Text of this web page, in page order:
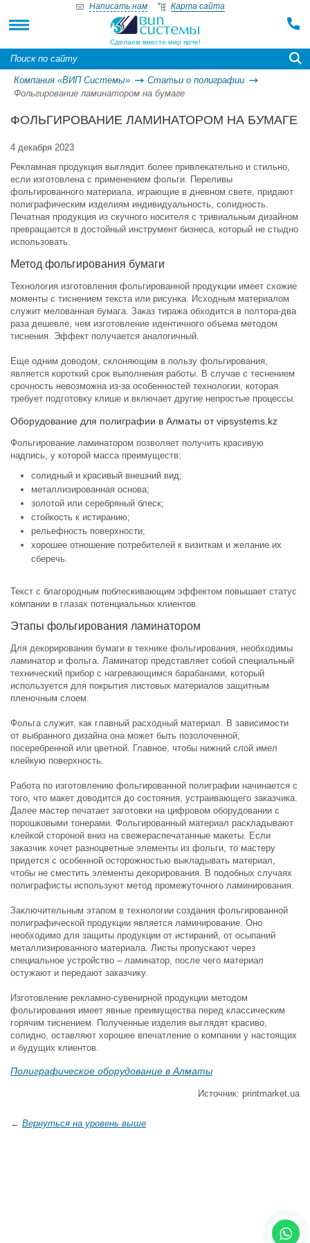
Сделаем вместе мир ярче!
Написать нам Карта сайта
Компания «ВИП Системы»
Статьи о полиграфии
Фольгирование ламинатором на бумаге
ФОЛЬГИРОВАНИЕ ЛАМИНАТОРОМ НА БУМАГЕ
4 декабря 2023
Рекламная продукция выглядит более привлекательно и стильно,
если изготовлена с применением фольги. Переливы
фольгированного материала, играющие в дневном свете, придают
полиграфическим изделиям индивидуальность, солидность.
Печатная продукция из скучного носителя с тривиальным дизайном
превращается в достойный инструмент бизнеса, который не стыдно
использовать.
Метод фольгирования бумаги
Технология изготовления фольгированной продукции имеет схожие
моменты с тиснением текста или рисунка. Исходным материалом
служит мелованная бумага. Заказ тиража обходится в полтора-два
раза дешевле, чем изготовление идентичного объема методом
тиснения. Эффект получается аналогичный.
Еще одним доводом, склоняющим в пользу фольгирования,
является короткий срок выполнения работы. В случае с теснением
срочность невозможна из-за особенностей технологии, которая
требует подготовку клише и включает другие непростые процессы.
Оборудование для полиграфии в Алматы от vipsystems.kz
Фольгирование ламинатором позволяет получить красивую
надпись, у которой масса преимуществ:
солидный и красивый внешний вид;
металлизированная основа;
золотой или серебряный блеск;
стойкость к истиранию;
рельефность поверхности;
хорошее отношение потребителей к визиткам и желание их
сберечь.
Текст с благородным поблескивающим эффектом повышает статус
компании в глазах потенциальных клиентов.
Этапы фольгирования ламинатором
Для декорирования бумаги в технике фольгирования, необходимы
ламинатор и фольга. Ламинатор представляет собой специальный
технический прибор с нагревающимся барабанами, который
используется для покрытия листовых материалов защитным
пленочным слоем.
Фольга служит, как главный расходный материал. В зависимости
от выбранного дизайна она может быть позолоченной,
посеребренной или цветной. Главное, чтобы нижний слой имел
клейкую поверхность.
Работа по изготовлению фольгированной полиграфии начинается с
того, что макет доводится до состояния, устраивающего заказчика.
Далее мастер печатает заготовки на цифровом оборудовании с
порошковыми тонерами. Фольгированный материал раскладывают
клейкой стороной вниз на свежераспечатанные макеты. Если
заказчик хочет разноцветные элементы из фольги, то мастеру
придется с особенной осторожностью выкладывать материал,
чтобы не сместить элементы декорирования. В подобных случаях
полиграфисты используют метод промежуточного ламинирования.
Заключительным этапом в технологии создания фольгированной
полиграфической продукции является ламинирование. Оно
необходимо для защиты продукции от истираний, от осыпаний
металлизированного материала. Листы пропускают через
специальное устройство – ламинатор, после чего материал
остужают и передают заказчику.
Изготовление рекламно-сувенирной продукции методом
фольгирования имеет явные преимущества перед классическим
горячим тиснением. Полученные изделия выглядят красиво,
солидно, оставляют хорошее впечатление о компании у настоящих
и будущих клиентов.
Полиграфическое оборудование в Алматы
Источник: printmarket.ua
← Вернуться на уровень выше